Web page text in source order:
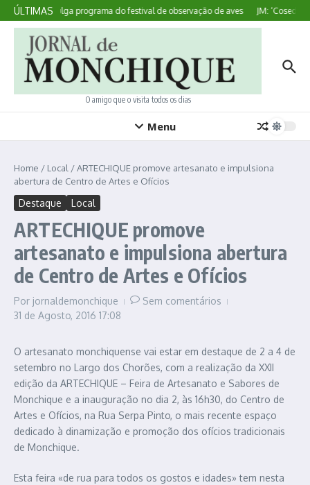
Ir para o conteúdo
ÚLTIMAS
Sagres divulga programa do festival de observação de aves JM:
O amigo que o visita todos os dias
Menu
Home / Local /ARTECHIQUE promove artesanato e impulsiona
abertura de Centro de Artes e Ofícios
Destaque Local
ARTECHIQUE promove
artesanato e impulsiona abertura
de Centro de Artes e Ofícios
Por jornaldemonchique
Sem comentários
31 de Agosto, 2016 17:08
O artesanato monchiquense vai estar em destaque de 2 a 4 de
setembro no Largo dos Chorões, com a realização da XXII
edição da ARTECHIQUE – Feira de Artesanato e Sabores de
Monchique e a inauguração no dia 2, às 16h30, do Centro de
Artes e Ofícios, na Rua Serpa Pinto, o mais recente espaço
dedicado à dinamização e promoção dos ofícios tradicionais
de Monchique.
Esta feira «de rua para todos os gostos e idades» tem nesta